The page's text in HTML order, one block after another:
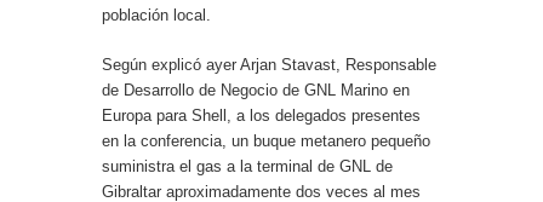
población local.
Según explicó ayer Arjan Stavast, Responsable
de Desarrollo de Negocio de GNL Marino en
Europa para Shell, a los delegados presentes
en la conferencia, un buque metanero pequeño
suministra el gas a la terminal de GNL de
Gibraltar aproximadamente dos veces al mes